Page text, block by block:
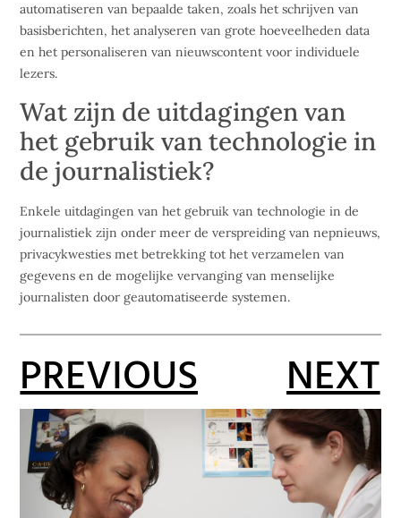
automatiseren van bepaalde taken, zoals het schrijven van
basisberichten, het analyseren van grote hoeveelheden data
en het personaliseren van nieuwscontent voor individuele
lezers.
Wat zijn de uitdagingen van
het gebruik van technologie in
de journalistiek?
Enkele uitdagingen van het gebruik van technologie in de
journalistiek zijn onder meer de verspreiding van nepnieuws,
privacykwesties met betrekking tot het verzamelen van
gegevens en de mogelijke vervanging van menselijke
journalisten door geautomatiseerde systemen.
PREVIOUS NEXT